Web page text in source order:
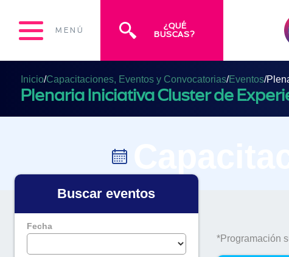
MENÚ
¿QUÉ
BUSCAS?
Inicio/Capacitaciones, Eventos y Convocatorias/Eventos/
Plenaria Iniciativa Cluster de
Buscar eventos
Fecha
*Programación